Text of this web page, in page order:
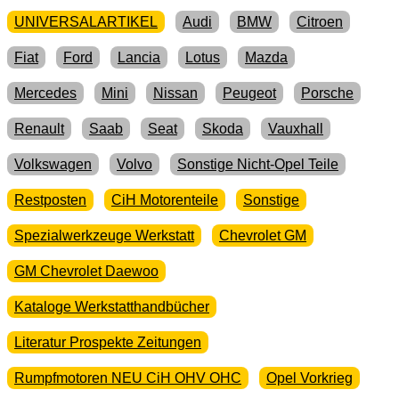
UNIVERSALARTIKEL Audi BMW Citroen
Fiat Ford Lancia Lotus Mazda
Mercedes Mini Nissan Peugeot Porsche
Renault Saab Seat Skoda Vauxhall
Volkswagen Volvo Sonstige Nicht-Opel Teile
Restposten CiH Motorenteile Sonstige
Spezialwerkzeuge Werkstatt Chevrolet GM
GM Chevrolet Daewoo
Kataloge Werkstatthandbücher
Literatur Prospekte Zeitungen
Rumpfmotoren NEU CiH OHV OHC Opel Vorkrieg